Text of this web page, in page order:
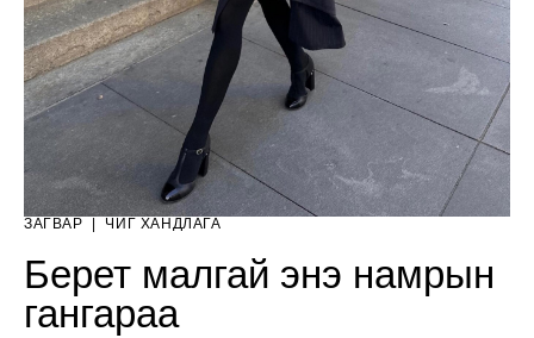
ЗАГВАР ЧИГ ХАНДЛАГА
Берет малгай энэ намрын
гангараа